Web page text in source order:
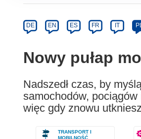
Category
Article
available
the
languages:
DE EN ES FR IT
Nowy pułap
Nadszedł czas, by
samochodów, pociągów
więc gdy znowu
TRANSPORT I
MOBILNOŚĆ